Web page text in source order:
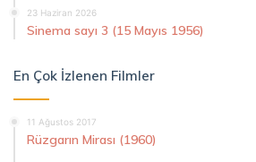
23 Haziran 2026
Sinema sayı 3 (15 Mayıs 1956)
En Çok İzlenen Filmler
11 Ağustos 2017
Rüzgarın Mirası (1960)